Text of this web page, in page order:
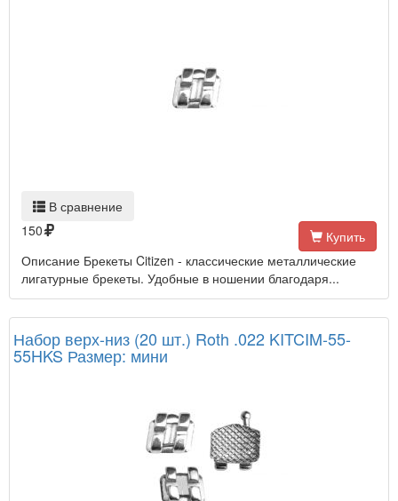
В сравнение
150
Купить
Описание Брекеты Citizen - классические металлические
лигатурные брекеты. Удобные в ношении благодаря...
Набор верх-низ (20 шт.) Roth .022 KITCIM-55-
55HKS Размер: мини